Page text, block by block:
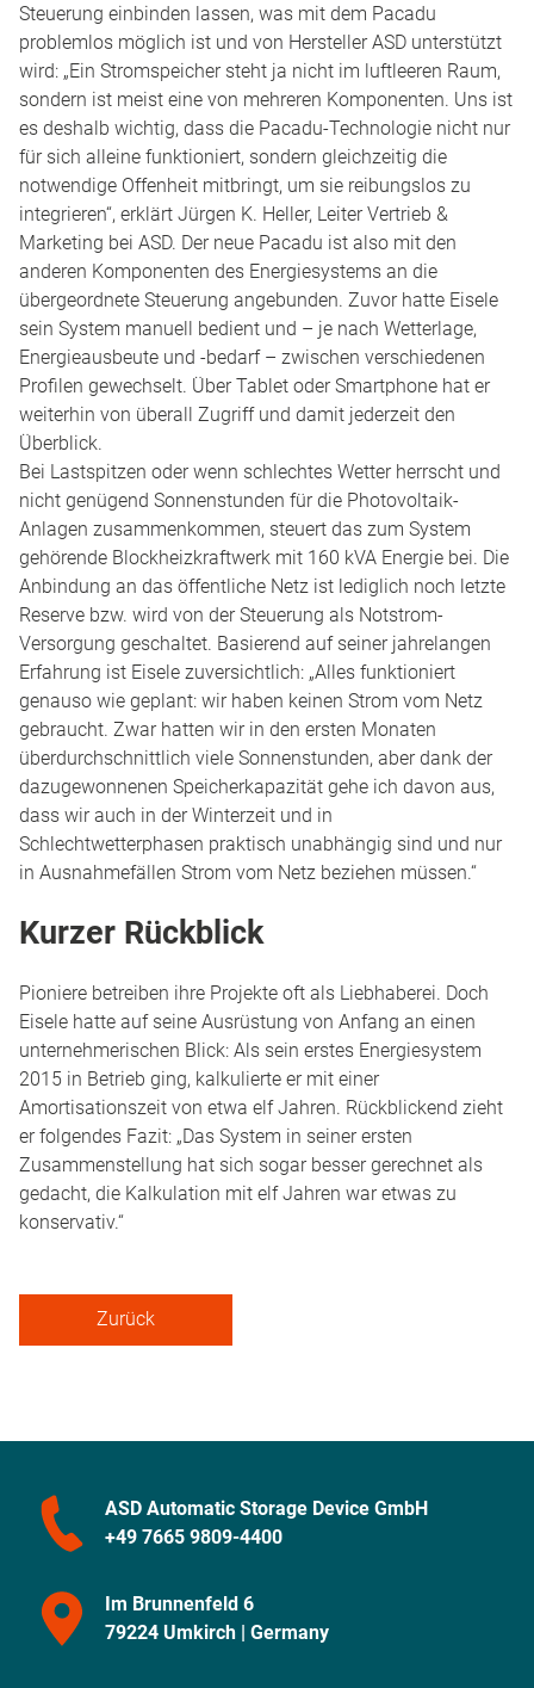
Steuerung einbinden lassen, was mit dem Pacadu
problemlos möglich ist und von Hersteller ASD unterstützt
wird: „Ein Stromspeicher steht ja nicht im luftleeren Raum,
sondern ist meist eine von mehreren Komponenten. Uns ist
es deshalb wichtig, dass die Pacadu-Technologie nicht nur
für sich alleine funktioniert, sondern gleichzeitig die
notwendige Offenheit mitbringt, um sie reibungslos zu
integrieren“, erklärt Jürgen K. Heller, Leiter Vertrieb &
Marketing bei ASD. Der neue Pacadu ist also mit den
anderen Komponenten des Energiesystems an die
übergeordnete Steuerung angebunden. Zuvor hatte Eisele
sein System manuell bedient und – je nach Wetterlage,
Energieausbeute und -bedarf – zwischen verschiedenen
Profilen gewechselt. Über Tablet oder Smartphone hat er
weiterhin von überall Zugriff und damit jederzeit den
Überblick.
Bei Lastspitzen oder wenn schlechtes Wetter herrscht und
nicht genügend Sonnenstunden für die Photovoltaik-
Anlagen zusammenkommen, steuert das zum System
gehörende Blockheizkraftwerk mit 160 kVA Energie bei. Die
Anbindung an das öffentliche Netz ist lediglich noch letzte
Reserve bzw. wird von der Steuerung als Notstrom-
Versorgung geschaltet. Basierend auf seiner jahrelangen
Erfahrung ist Eisele zuversichtlich: „Alles funktioniert
genauso wie geplant: wir haben keinen Strom vom Netz
gebraucht. Zwar hatten wir in den ersten Monaten
überdurchschnittlich viele Sonnenstunden, aber dank der
dazugewonnenen Speicherkapazität gehe ich davon aus,
dass wir auch in der Winterzeit und in
Schlechtwetterphasen praktisch unabhängig sind und nur
in Ausnahmefällen Strom vom Netz beziehen müssen.“
Kurzer Rückblick
Pioniere betreiben ihre Projekte oft als Liebhaberei. Doch
Eisele hatte auf seine Ausrüstung von Anfang an einen
unternehmerischen Blick: Als sein erstes Energiesystem
2015 in Betrieb ging, kalkulierte er mit einer
Amortisationszeit von etwa elf Jahren. Rückblickend zieht
er folgendes Fazit: „Das System in seiner ersten
Zusammenstellung hat sich sogar besser gerechnet als
gedacht, die Kalkulation mit elf Jahren war etwas zu
konservativ.“
Zurück
ASD Automatic Storage Device GmbH
+49 7665 9809-4400
Im Brunnenfeld 6
79224 Umkirch | Germany